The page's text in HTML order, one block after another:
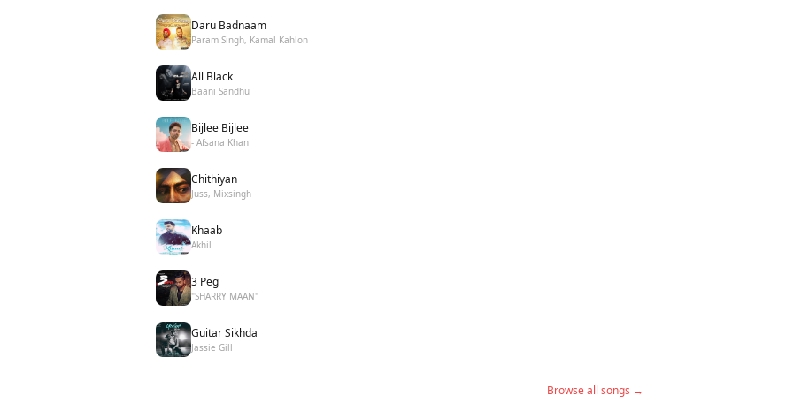
Daru Badnaam
Param Singh, Kamal Kahlon
All Black
Baani Sandhu
Bijlee Bijlee
- Afsana Khan
Chithiyan
Juss, Mixsingh
Khaab
Akhil
3 Peg
"SHARRY MAAN"
Guitar Sikhda
Jassie Gill
Browse all songs →